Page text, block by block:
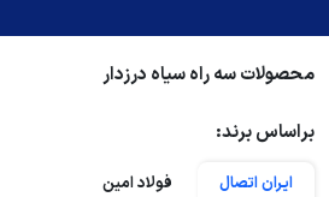
محصولات سه راه سیاه درزدار
براساس برند:
ایران اتصال فولاد امین